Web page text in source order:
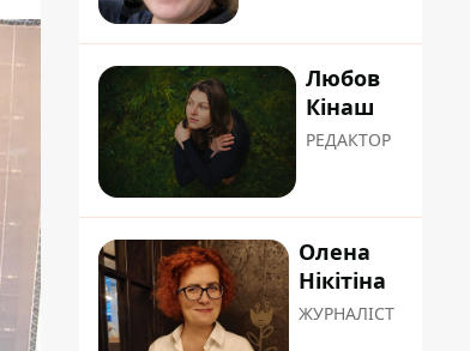
Любов
Кінаш
РЕДАКТОР
Олена
Нікітіна
ЖУРНАЛІСТ